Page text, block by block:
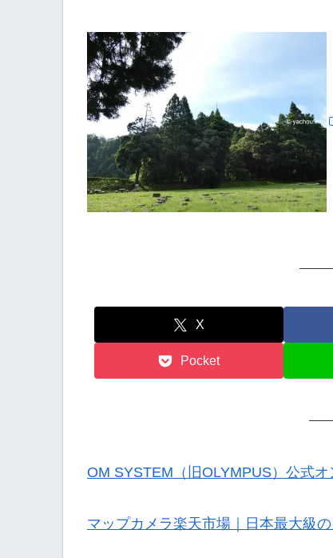
X
Pocket
OM SYSTEM（旧OLYMPUS）公式
マップカメラ楽天市場｜日本最大級